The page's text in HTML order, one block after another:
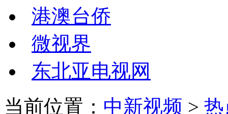
港澳台侨
微视界
东北亚电视网
当前位置： 中新视频 >